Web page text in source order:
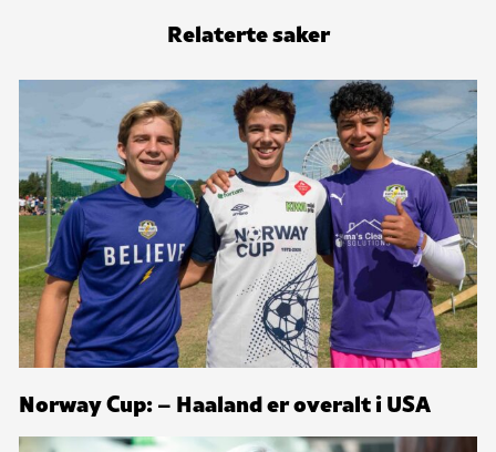
Relaterte saker
Norway Cup: – Haaland er overalt i USA